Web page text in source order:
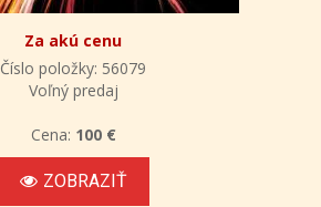
Za akú cenu
Číslo položky: 56079
Voľný predaj
Cena: 100 €
ZOBRAZIŤ